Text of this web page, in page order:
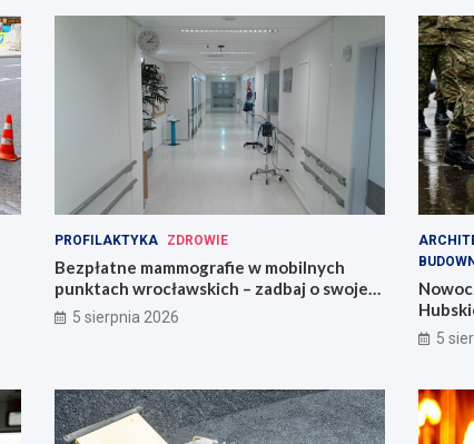
PROFILAKTYKA ZDROWIE
Bezpłatne mammografie w mobilnych
punktach wrocławskich – zadbaj o swoje
zdrowie!
5 sierpnia 2026
5